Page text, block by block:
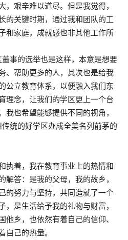
，艰辛难以道尽。但是我觉得，
的关键时期，通过我和团队的工
和家庭，成就感也非其他工作所
董事的选举也是这样，本意是想要
、帮助更多的人，其次也是给我
公立教育体系，以便融入我们东
理念，让我们的学区更上一个台
我也希望能够提供不同的视角，
统的好学区办成全美名列前茅的
执着，我在教育事业上的热情和
答：是我的父母，我的故乡，
的努力与坚持，共同造就了一个
是生活给予我的礼物与财富，
乡，也依然有着自己的信仰、
自己的热量。